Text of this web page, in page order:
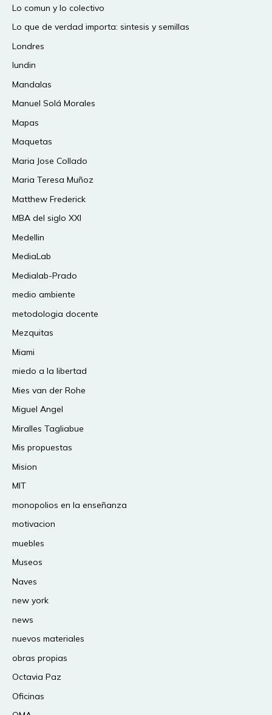
Lo comun y lo colectivo
Lo que de verdad importa: sintesis y semillas
Londres
lundin
Mandalas
Manuel Solá Morales
Mapas
Maquetas
Maria Jose Collado
Maria Teresa Muñoz
Matthew Frederick
MBA del siglo XXI
Medellin
MediaLab
Medialab-Prado
medio ambiente
metodologia docente
Mezquitas
Miami
miedo a la libertad
Mies van der Rohe
Miguel Angel
Miralles Tagliabue
Mis propuestas
Mision
MIT
monopolios en la enseñanza
motivacion
muebles
Museos
Naves
new york
news
nuevos materiales
obras propias
Octavia Paz
Oficinas